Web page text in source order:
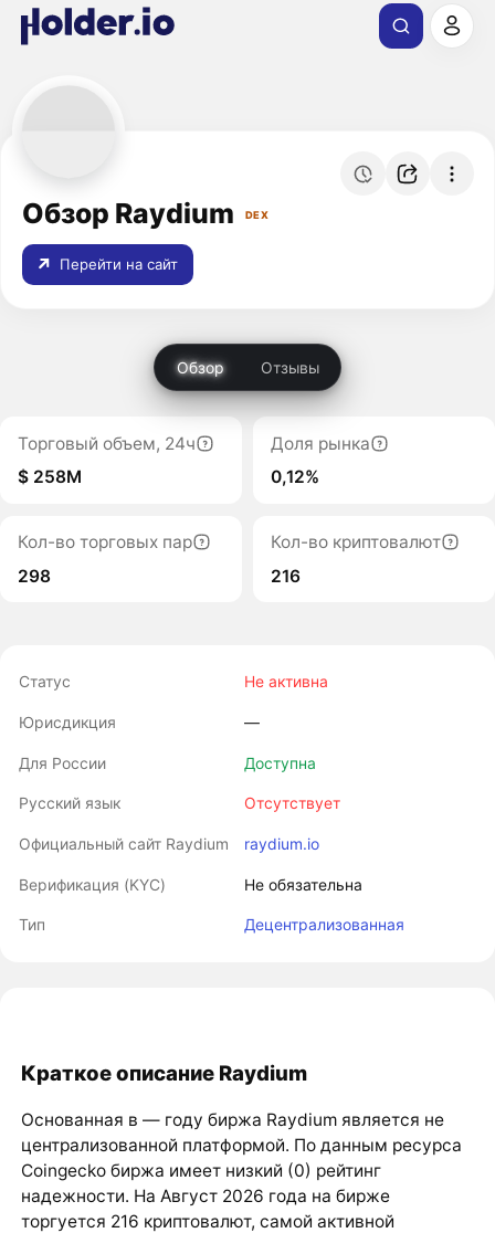
Обзор Raydium DEX
Перейти на сайт
Обзор Отзывы
Торговый объем, 24ч
$ 258M
Доля рынка
0,12%
Кол-во торговых пар
298
Кол-во криптовалют
216
Статус Не активна
Юрисдикция ―
Для России Доступна
Русский язык Отсутствует
Официальный сайт Raydium raydium.io
Верификация (KYC) Не обязательна
Тип Децентрализованная
Краткое описание Raydium
Основанная в ― году биржа Raydium является не
централизованной платформой. По данным ресурса
Coingecko биржа имеет низкий (0) рейтинг
надежности. На Август 2026 года на бирже
торгуется 216 криптовалют, самой активной